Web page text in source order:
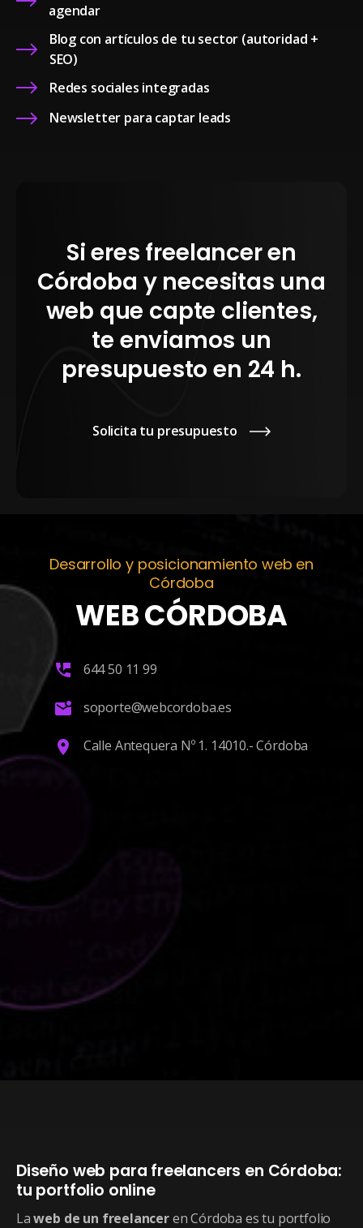
agendar
Blog con artículos de tu sector (autoridad +
SEO)
Redes sociales integradas
Newsletter para captar leads
Si eres freelancer en
Córdoba y necesitas una
web que capte clientes,
te enviamos un
presupuesto en 24 h.
Solicita tu presupuesto
Desarrollo y posicionamiento web en
Córdoba
WEB CÓRDOBA
644 50 11 99
soporte@webcordoba.es
Calle Antequera Nº 1. 14010.- Córdoba
Diseño web para freelancers en Córdoba:
tu portfolio online
Laweb de un freelanceren Córdoba es tu portfolio